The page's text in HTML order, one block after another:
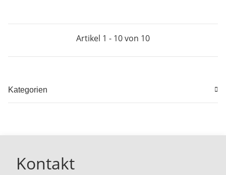
Artikel 1 - 10 von 10
Kategorien
Kontakt